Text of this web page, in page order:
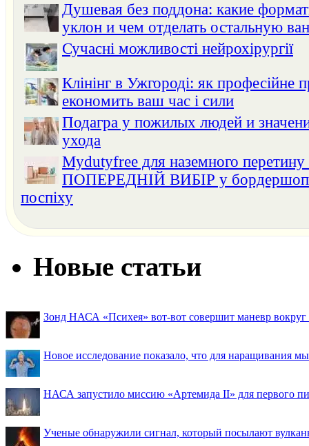
Душевая без поддона: какие
уклон и чем отделать остальную
Сучасні можливості нейрохірургії
Клінінг в Ужгороді: як професійне
економить ваш час і сили
Подагра у пожилых людей и
ухода
Mydutyfree для наземного
ПОПЕРЕДНІЙ ВИБІР у
поспіху
Новые статьи
Зонд НАСА «Психея» вот-вот совершит маневр вокруг
Новое исследование показало, что для наращивания
НАСА запустило миссию «Артемида II» для первого
Ученые обнаружили сигнал, который посылают